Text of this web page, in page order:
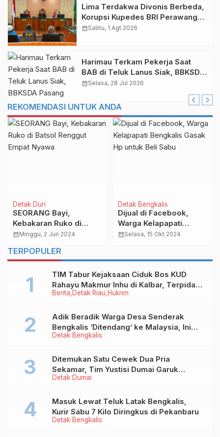
Lima Terdakwa Divonis Berbeda,
Korupsi Kupedes BRI Perawang
Rp 14,62 Miliar
calendar_monthSabtu, 1 Agt 2026
Harimau Terkam Pekerja Saat
BAB di Teluk Lanus Siak, BBKSDA
Pasang Kamera Jebakan
calendar_monthSelasa, 28 Jul 2026
REKOMENDASI UNTUK ANDA
Detak Duri
SEORANG Bayi,
Kebakaran Ruko di
Batsol Renggut Empat
calendar_monthMinggu, 2 Jun 2024
Detak Bengkalis
Dijual di Facebook,
Warga Kelapapati
Bengkalis Gasak Hp
calendar_monthSelasa, 15 Okt 2024
TERPOPULER
Berita Detak Riau Hukrim
TIM Tabur Kejaksaan Ciduk Bos KUD
Rahayu Makmur Inhu di Kalbar, Terpidana
Kredit Fiktif Rp2,8 M
Detak Bengkalis
Adik Beradik Warga Desa Senderak
Bengkalis ‘Ditendang’ ke Malaysia, Ini
Sebabnya!
Detak Dumai
Ditemukan Satu Cewek Dua Pria
Sekamar, Tim Yustisi Dumai Garuk
Puluhan Pasangan Mesum
Detak Bengkalis
Masuk Lewat Teluk Latak Bengkalis,
Kurir Sabu 7 Kilo Diringkus di Pekanbaru